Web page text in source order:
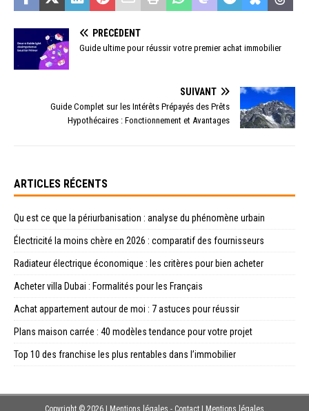
PRÉCÉDENT
Guide ultime pour réussir votre premier achat immobilier
SUIVANT
Guide Complet sur les Intérêts Prépayés des Prêts
Hypothécaires : Fonctionnement et Avantages
ARTICLES RÉCENTS
Qu est ce que la périurbanisation : analyse du phénomène urbain
Électricité la moins chère en 2026 : comparatif des fournisseurs
Radiateur électrique économique : les critères pour bien acheter
Acheter villa Dubai : Formalités pour les Français
Achat appartement autour de moi : 7 astuces pour réussir
Plans maison carrée : 40 modèles tendance pour votre projet
Top 10 des franchise les plus rentables dans l’immobilier
Copyright © 2026 | Mentions légales - Contact Mentions légales